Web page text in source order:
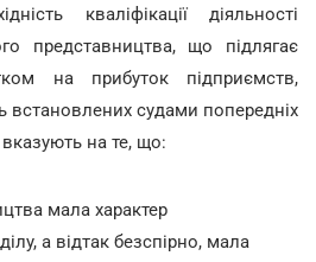
кваліфікації діяльності
представництва, що підлягає
на прибуток підприємств,
встановлених судами попередніх
вказують на те, що:
мала характер
а відтак безспірно, мала